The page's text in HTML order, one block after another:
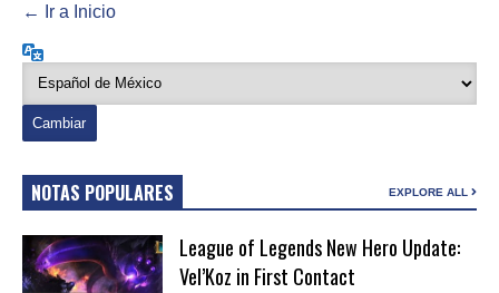
← Ir a Inicio
NOTAS POPULARES EXPLORE ALL
League of Legends New Hero Update:
Vel’Koz in First Contact